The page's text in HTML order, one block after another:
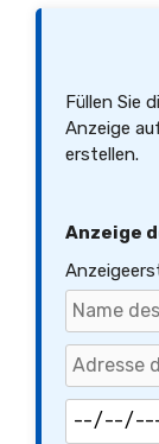
Füllen Sie
Anzeige
erstellen.
Anzeige